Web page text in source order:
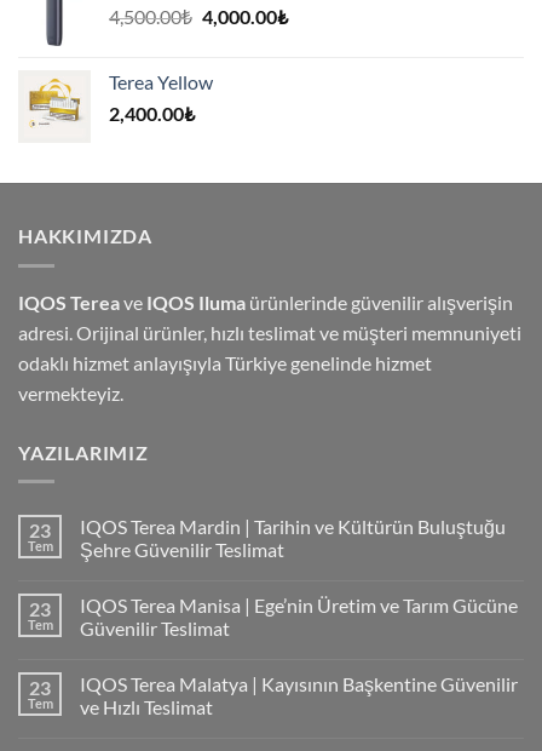
4,500.00₺ Orijinal
4,000.00₺Şu
Terea Yellow
2,400.00₺
HAKKIMIZDA
IQOS Tereave IQOS Iluma ürünlerinde güvenilir alışverişin
adresi. Orijinal ürünler, hızlı teslimat ve müşteri memnuniyeti
odaklı hizmet anlayışıyla Türkiye genelinde hizmet
vermekteyiz.
YAZILARIMIZ
23
Tem
IQOS Terea Mardin | Tarihin ve Kültürün Buluştuğu
Şehre Güvenilir Teslimat
23
Tem
IQOS Terea Manisa | Ege’nin Üretim ve Tarım Gücüne
Güvenilir Teslimat
23
Tem
IQOS Terea Malatya | Kayısının Başkentine Güvenilir
ve Hızlı Teslimat